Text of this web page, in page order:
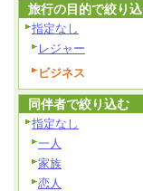
旅行の目的で絞り
指定なし
レジャー
ビジネス
同伴者で絞り込む
指定なし
一人
家族
恋人